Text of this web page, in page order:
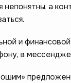
непонятны, а
и
в